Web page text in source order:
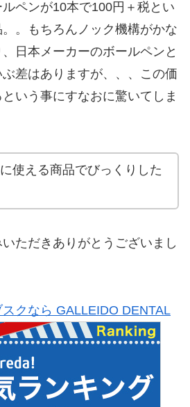
ペンが10本で100円＋税とい
。もちろんノック機構がかな
日本メーカーのボールペンと
差はありますが、、、この価
いう事にすなおに驚いてしま
使える商品でびっくりした
ただきありがとうございまし
クなら GALLEIDO DENTAL